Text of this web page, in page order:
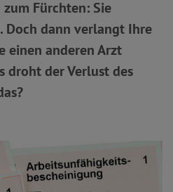
Fürchten: Sie
Doch dann verlangt Ihre
einen anderen Arzt
droht der Verlust des